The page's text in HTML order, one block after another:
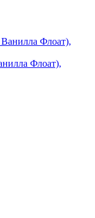
Флоат),